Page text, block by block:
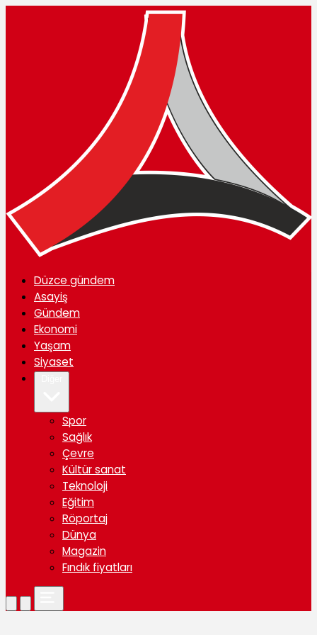
Düzce gündem
Asayiş
Gündem
Ekonomi
Yaşam
Siyaset
Spor
Sağlık
Çevre
Kültür sanat
Teknoloji
Eğitim
Röportaj
Dünya
Magazin
Fındık fiyatları